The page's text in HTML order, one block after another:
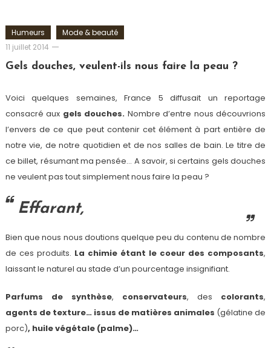
Humeurs
Mode & beauté
11 juillet 2014
Romain-
Paris
Gels douches, veulent-ils nous faire la peau ?
Voici quelques semaines, France 5 diffusait un reportage
consacré aux gels douches. Nombre d’entre nous découvrions
l’envers de ce que peut contenir cet élément à part entière de
notre vie, de notre quotidien et de nos salles de bain. Le titre de
ce billet, résumant ma pensée… A savoir, si certains gels douches
ne veulent pas tout simplement nous faire la peau ?
Effarant,
Bien que nous nous doutions quelque peu du contenu de nombre
de ces produits. La chimie étant le coeur des composants,
laissant le naturel au stade d’un pourcentage insignifiant.
Parfums de synthèse, conservateurs, des colorants,
agents de texture… issus de matières animales (gélatine de
porc), huile végétale (palme)…